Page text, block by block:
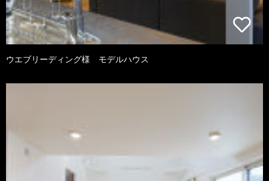
ウエブリーディング様 モデルハウス